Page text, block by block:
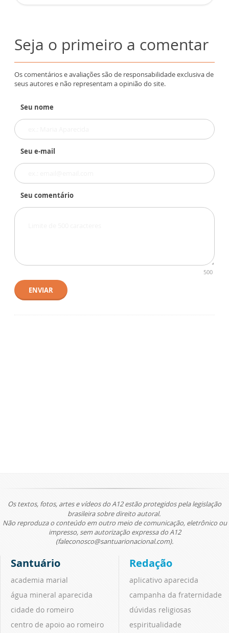
Seja o primeiro a comentar
Os comentários e avaliações são de responsabilidade exclusiva de
seus autores e não representam a opinião do site.
Seu nome
Seu e-mail
Seu comentário
500
ENVIAR
Os textos, fotos, artes e vídeos do A12 estão protegidos pela legislação
brasileira sobre direito autoral.
Não reproduza o conteúdo em outro meio de comunicação, eletrônico ou
impresso, sem autorização expressa do A12
(faleconosco@santuarionacional.com).
Santuário
academia marial
água mineral aparecida
cidade do romeiro
centro de apoio ao romeiro
Redação
aplicativo aparecida
campanha da fraternidade
dúvidas religiosas
espiritualidade